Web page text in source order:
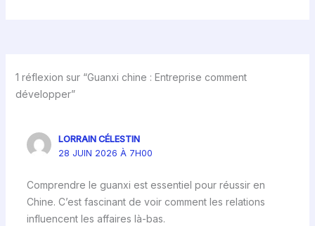
1 réflexion sur “Guanxi chine : Entreprise comment
développer”
LORRAIN CÉLESTIN
28 JUIN 2026 À 7H00
Comprendre le guanxi est essentiel pour réussir en
Chine. C’est fascinant de voir comment les relations
influencent les affaires là-bas.